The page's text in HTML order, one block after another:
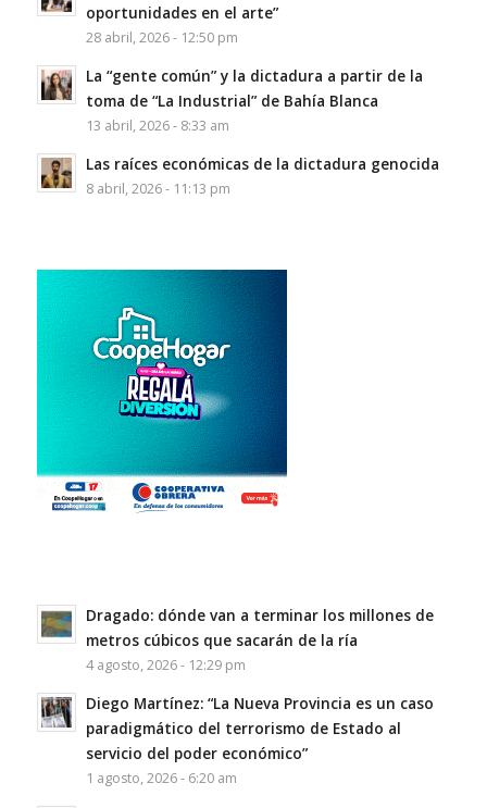
oportunidades en el arte”
28 abril, 2026 - 12:50 pm
La “gente común” y la dictadura a partir de la
toma de “La Industrial” de Bahía Blanca
13 abril, 2026 - 8:33 am
Las raíces económicas de la dictadura genocida
8 abril, 2026 - 11:13 pm
Dragado: dónde van a terminar los millones de
metros cúbicos que sacarán de la ría
4 agosto, 2026 - 12:29 pm
Diego Martínez: “La Nueva Provincia es un caso
paradigmático del terrorismo de Estado al
servicio del poder económico”
1 agosto, 2026 - 6:20 am